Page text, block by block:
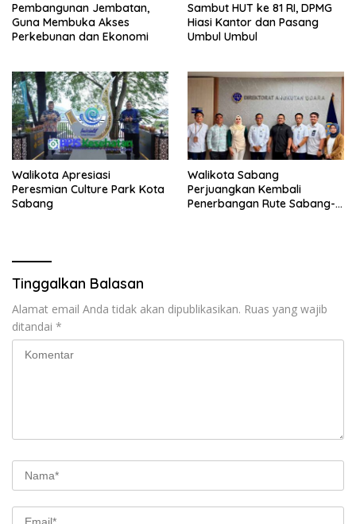
Pembangunan Jembatan,
Guna Membuka Akses
Perkebunan dan Ekonomi
Sambut HUT ke 81 RI, DPMG
Hiasi Kantor dan Pasang
Umbul Umbul
Walikota Apresiasi
Peresmian Culture Park Kota
Sabang
Walikota Sabang
Perjuangkan Kembali
Penerbangan Rute Sabang-
Tinggalkan Balasan
Alamat email Anda tidak akan dipublikasikan. Ruas yang wajib
ditandai *